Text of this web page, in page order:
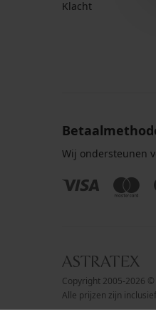
Klacht
Wij ondersteunen
Copyright 2005-2026 ©
Alle prijzen zijn